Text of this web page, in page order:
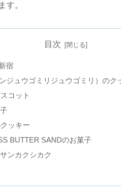
す。
目次
宿
ジュウゴミリジュウゴミリ）のク
コット
ッキー
BUTTER SANDのお菓子
ンカクシカク